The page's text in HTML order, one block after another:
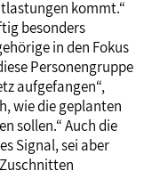
kommt.“
besonders
in den Fokus
Personengruppe
aufgefangen“,
wie die geplanten
sollen.“ Auch die
Signal, sei aber